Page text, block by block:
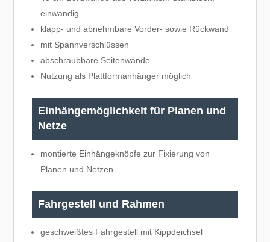
einwandig
klapp- und abnehmbare Vorder- sowie Rückwand
mit Spannverschlüssen
abschraubbare Seitenwände
Nutzung als Plattformanhänger möglich
Einhängemöglichkeit für Planen und
Netze
montierte Einhängeknöpfe zur Fixierung von
Planen und Netzen
Fahrgestell und Rahmen
geschweißtes Fahrgestell mit Kippdeichsel